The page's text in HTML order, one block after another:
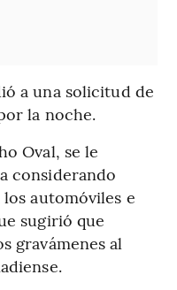
a una solicitud de
la noche.
Oval, se le
considerando
automóviles e
sugirió que
gravámenes al